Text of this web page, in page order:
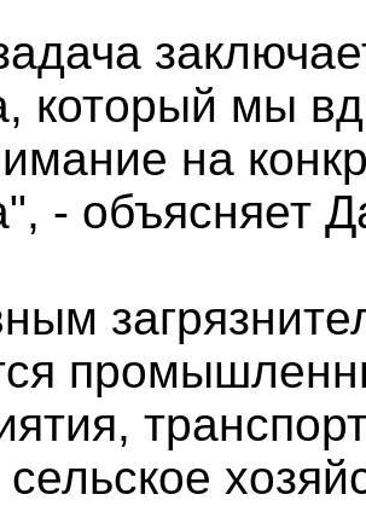
который мы
на
- объясняет